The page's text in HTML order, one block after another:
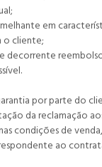
em
o cliente;
por parte do
da reclamação
condições de
ao